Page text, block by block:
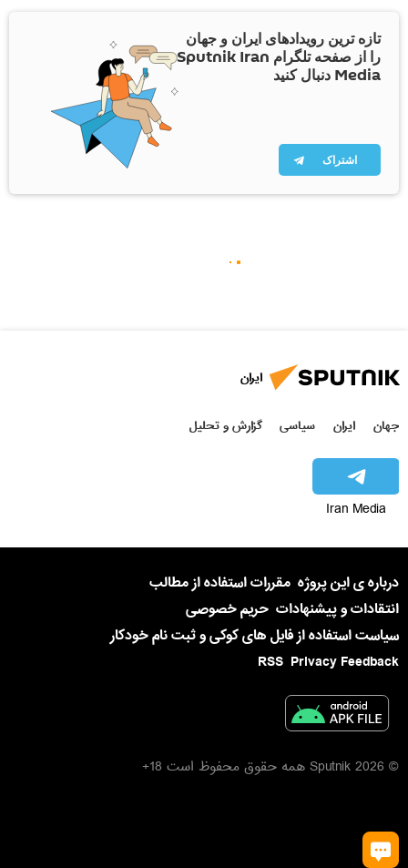
تازه ترین رویدادهای ایران و جهان
را از صفحه تلگرام Sputnik Iran
Media دنبال کنید
اشتراک
ایران
جهان ایران سیاسی گزارش و تحلیل
Iran Media
درباره ی این پروژه مقررات استفاده از مطالب
انتقادات و پیشنهادات حریم خصوصی
سیاست استفاده از فایل های کوکی و ثبت نام خودکار
Privacy Feedback
RSS
© 2026 Sputnik همه حقوق محفوظ است 18+